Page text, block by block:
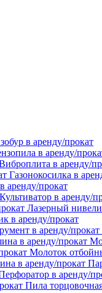
в аренду/прокат
в аренду/
в аренду/
Газонокосилка в
аренду/прокат
Культиватор в аренду/
Лазерный
в аренду/прокат
Молоток
в аренду/
Пила